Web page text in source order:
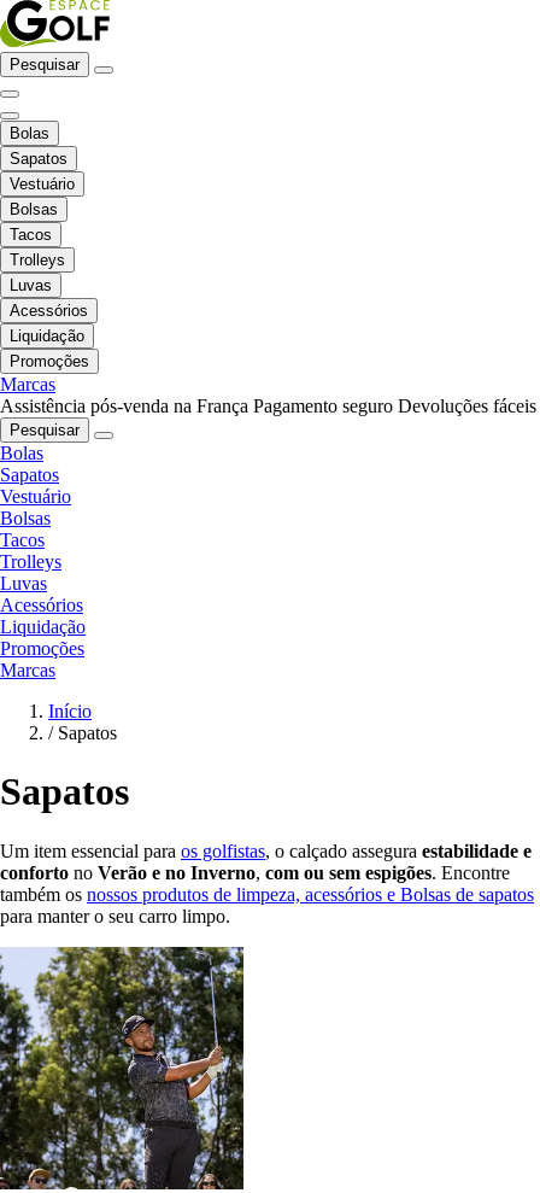
Pesquisar
Bolas
Sapatos
Vestuário
Bolsas
Tacos
Trolleys
Luvas
Acessórios
Liquidação
Promoções
Marcas
Assistência pós-venda na França Pagamento seguro Devoluções fáceis
Pesquisar
Bolas
Sapatos
Vestuário
Bolsas
Tacos
Trolleys
Luvas
Acessórios
Liquidação
Promoções
Marcas
Início
/ Sapatos
Sapatos
Um item essencial para os golfistas, o calçado assegura estabilidade e
conforto no Verão e no Inverno, com ou sem espigões. Encontre
também os nossos produtos de limpeza, acessórios e Bolsas de sapatos
para manter o seu carro limpo.